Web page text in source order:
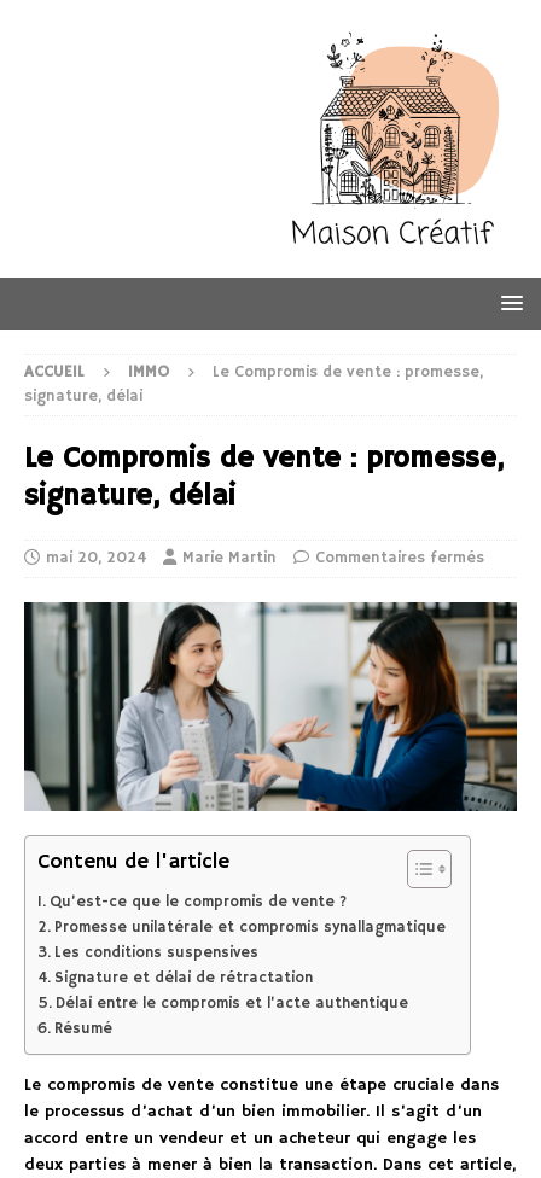
ACCUEIL IMMO
Le Compromis de vente : promesse,
signature, délai
Le Compromis de vente : promesse,
signature, délai
mai 20, 2024 Marie Martin Commentaires fermés
Contenu de l'article
Qu’est-ce que le compromis de vente ?
Promesse unilatérale et compromis synallagmatique
Les conditions suspensives
Signature et délai de rétractation
Délai entre le compromis et l’acte authentique
Résumé
Le compromis de vente constitue une étape cruciale dans
le processus d’achat d’un bien immobilier. Il s’agit d’un
accord entre un vendeur et un acheteur qui engage les
deux parties à mener à bien la transaction. Dans cet article,